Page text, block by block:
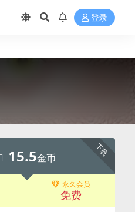
登录
下载
15.5金币
永久会员
免费